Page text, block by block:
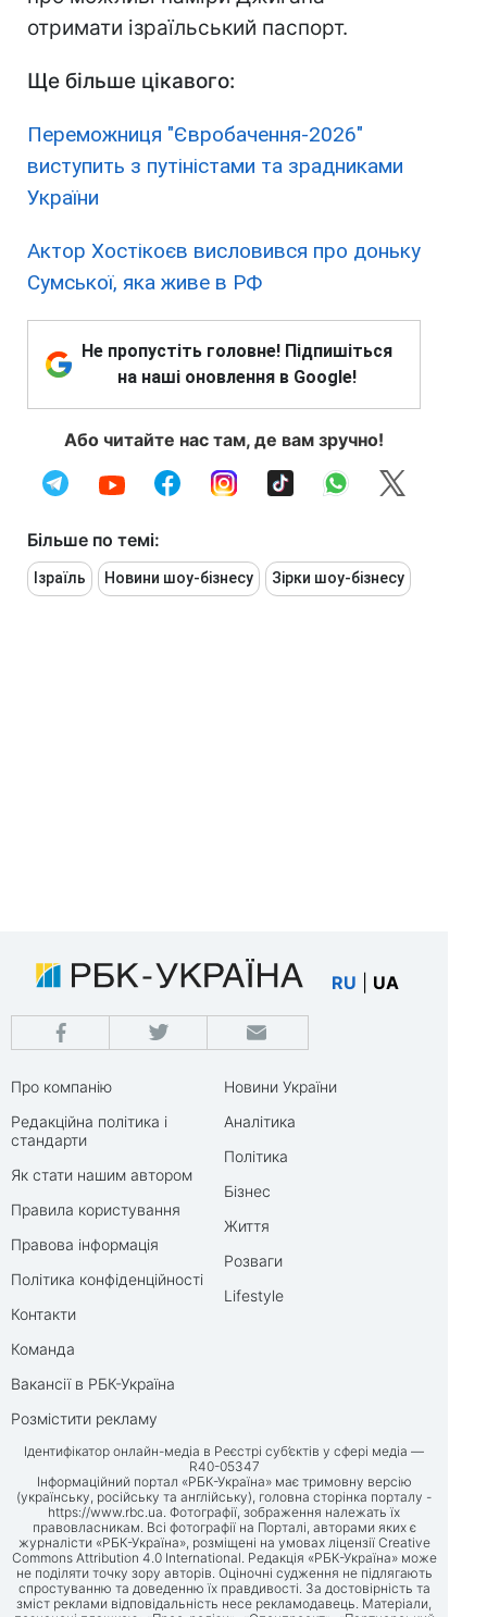
отримати ізраїльський паспорт.
Ще більше цікавого:
Переможниця "Євробачення-2026"
виступить з путіністами та зрадниками
України
Актор Хостікоєв висловився про доньку
Сумської, яка живе в РФ
Не пропустіть головне! Підпишіться
на наші оновлення в Google!
Або читайте нас там, де вам зручно!
Більше по темі:
Ізраїль Новини шоу-бізнесу Зірки шоу-бізнесу
RU UA
Про компанію
Редакційна політика і
стандарти
Як стати нашим автором
Правила користування
Правова інформація
Політика конфіденційності
Контакти
Команда
Вакансії в РБК-Україна
Розмістити рекламу
Новини України
Аналітика
Політика
Бізнес
Життя
Розваги
Lifestyle
Ідентифікатор онлайн-медіа в Реєстрі суб’єктів у сфері медіа —
R40-05347
Інформаційний портал «РБК-Україна» має тримовну версію
(українську, російську та англійську), головна сторінка порталу -
https://www.rbc.ua . Фотографії, зображення належать їх
правовласникам. Всі фотографії на Порталі, авторами яких є
журналісти «РБК-Україна», розміщені на умовах ліцензії Creative
Commons Attribution 4.0 International. Редакція «РБК-Україна» може
не поділяти точку зору авторів. Оціночні судження не підлягають
спростуванню та доведенню їх правдивості. За достовірність та
зміст реклами відповідальність несе рекламодавець. Матеріали,